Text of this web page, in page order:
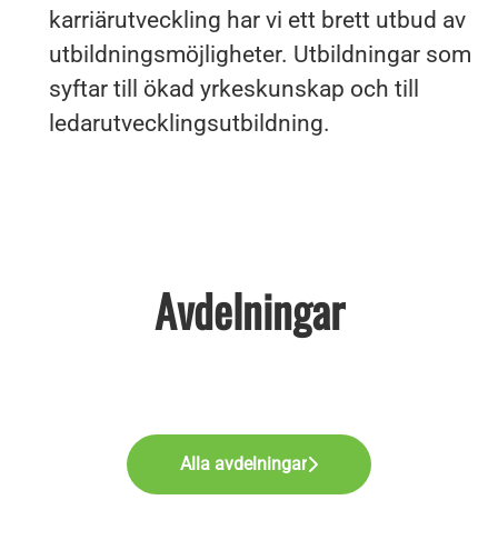
karriärutveckling har vi ett brett utbud av
utbildningsmöjligheter. Utbildningar som
syftar till ökad yrkeskunskap och till
ledarutvecklingsutbildning.
Avdelningar
Tjänster inom djurhälsa
Alla avdelningar